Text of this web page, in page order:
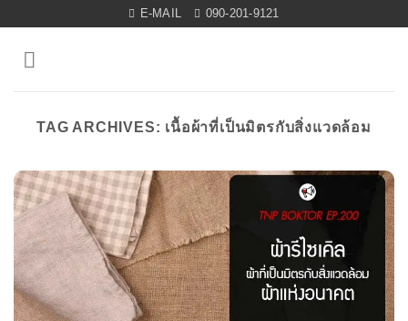
content
E-MAIL 090-201-9121
TAG ARCHIVES: เนื้อผ้าที่เป็นมิตรกับสิ่งแวดล้อม